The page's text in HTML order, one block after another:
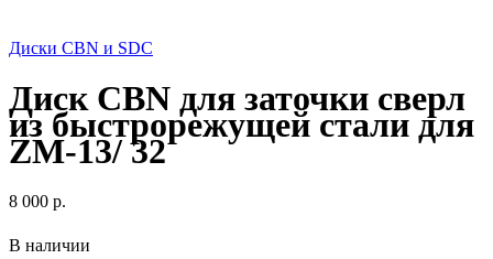
Диски CBN и SDC
Диск CBN для заточки сверл
из быстрорежущей стали для
ZM-13/ 32
8 000 р.
В наличии